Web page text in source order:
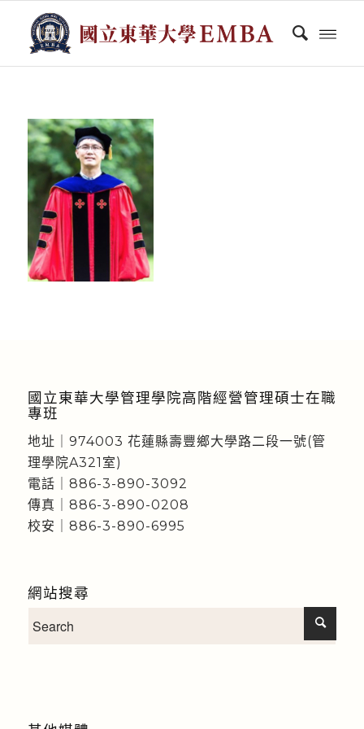
國立東華大學管理學院高階經營管理碩士在職
專班
地址｜974003 花蓮縣壽豐鄉大學路二段一號(管
理學院A321室)
電話｜886-3-890-3092
傳真｜886-3-890-0208
校安｜886-3-890-6995
網站搜尋